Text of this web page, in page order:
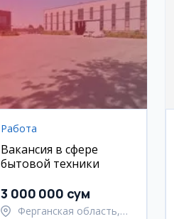
Работа
Вакансия в сфере
бытовой техники
3 000 000 сум
Ферганская область,